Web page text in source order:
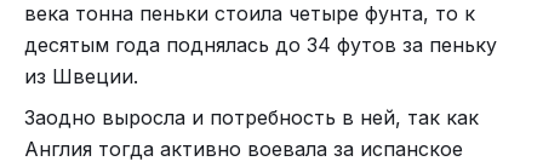
века тонна пеньки стоила четыре фунта, то к
десятым года поднялась до 34 футов за пеньку
из Швеции.
Заодно выросла и потребность в ней, так как
Англия тогда активно воевала за испанское